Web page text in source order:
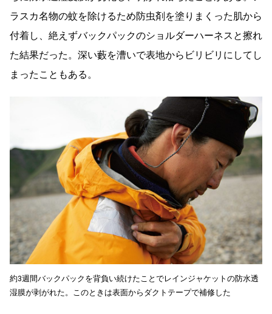
ラスカ名物の蚊を除けるため防虫剤を塗りまくった肌から
付着し、絶えずバックパックのショルダーハーネスと擦れ
た結果だった。深い藪を漕いで表地からビリビリにしてし
まったこともある。
約3週間バックパックを背負い続けたことでレインジャケットの防水透
湿膜が剥がれた。このときは表面からダクトテープで補修した